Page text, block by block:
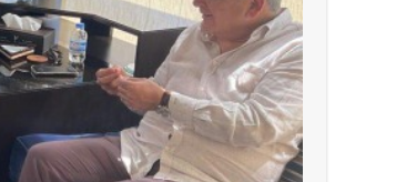
أخبار لبنان مواجهة مؤجّلة لنزاع طويل
أخبار لبنان اجتماعات روما : هذا ما